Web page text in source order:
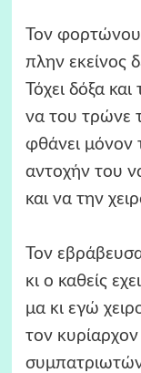
Τον
πλην εκείνος
Τόχει δόξα και
να του τρώνε
φθάνει μόνον
αντoχήν του
και να την
Τον
κι ο καθείς
μα κι εγώ
τον